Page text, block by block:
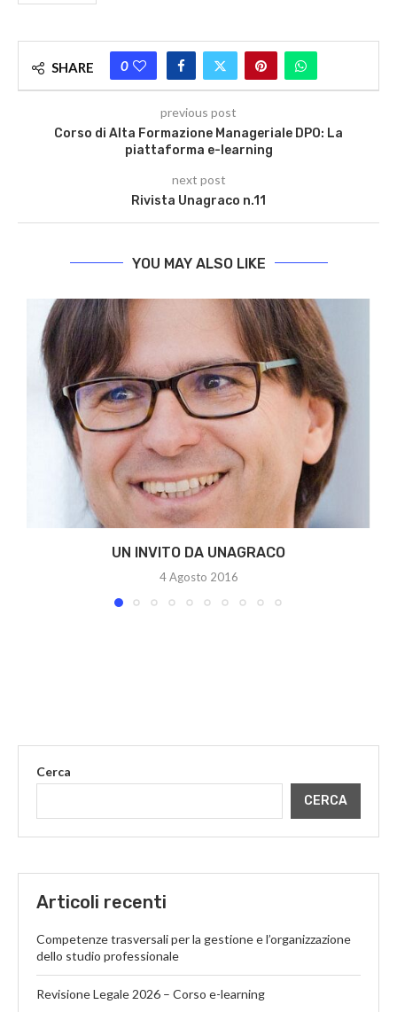
SHARE 0
previous post
Corso di Alta Formazione Manageriale DPO: La
piattaforma e-learning
next post
Rivista Unagraco n.11
YOU MAY ALSO LIKE
UN INVITO DA UNAGRACO
4 Agosto 2016
Cerca
CERCA
Articoli recenti
Competenze trasversali per la gestione e l’organizzazione
dello studio professionale
Revisione Legale 2026 – Corso e-learning